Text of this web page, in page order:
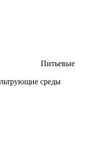
Питьевые
среды